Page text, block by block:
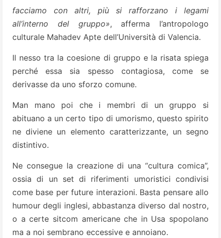
facciamo con altri, più si rafforzano i legami
all’interno del gruppo», afferma l’antropologo
culturale Mahadev Apte dell’Università di Valencia.
Il nesso tra la coesione di gruppo e la risata spiega
perché essa sia spesso contagiosa, come se
derivasse da uno sforzo comune.
Man mano poi che i membri di un gruppo si
abituano a un certo tipo di umorismo, questo spirito
ne diviene un elemento caratterizzante, un segno
distintivo.
Ne consegue la creazione di una “cultura comica”,
ossia di un set di riferimenti umoristici condivisi
come base per future interazioni. Basta pensare allo
humour degli inglesi, abbastanza diverso dal nostro,
o a certe sitcom americane che in Usa spopolano
ma a noi sembrano eccessive e annoiano.